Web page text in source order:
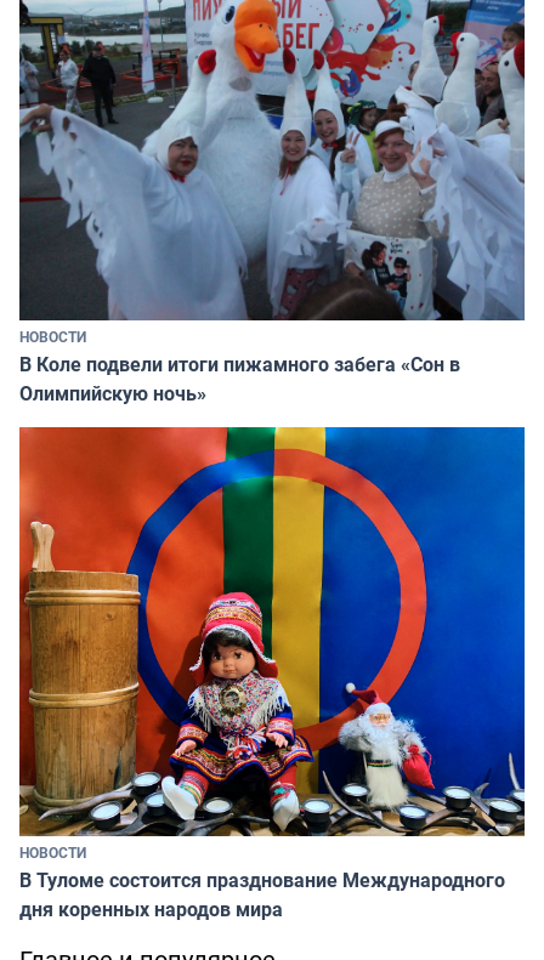
НОВОСТИ
В Коле подвели итоги пижамного забега «Сон в
Олимпийскую ночь»
НОВОСТИ
В Туломе состоится празднование Международного
дня коренных народов мира